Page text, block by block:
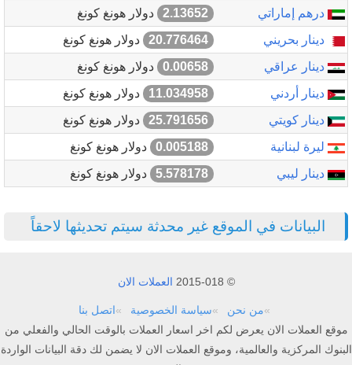
درهم إماراتي
2.13652
دولار هونغ كونغ
دينار بحريني
20.776464
دولار هونغ كونغ
دينار عراقي
0.00658
دولار هونغ كونغ
دينار أردني
11.034958
دولار هونغ كونغ
دينار كويتي
25.791656
دولار هونغ كونغ
ليرة لبنانية
0.005188
دولار هونغ كونغ
دينار ليبي
5.578178 دولار هونغ كونغ
البيانات في الموقع غير محدثة سيتم تحديثها لاحقاً
© 2015-018 العملات الان
من نحن سياسة الخصوصية
اتصل بنا
موقع العملات الان يعرض لكم اخر اسعار العملات بالوقت الحالي والفعلي من
البنوك المركزية والعالمية، وموقع العملات الان لا يضمن لك دقة البيانات الواردة